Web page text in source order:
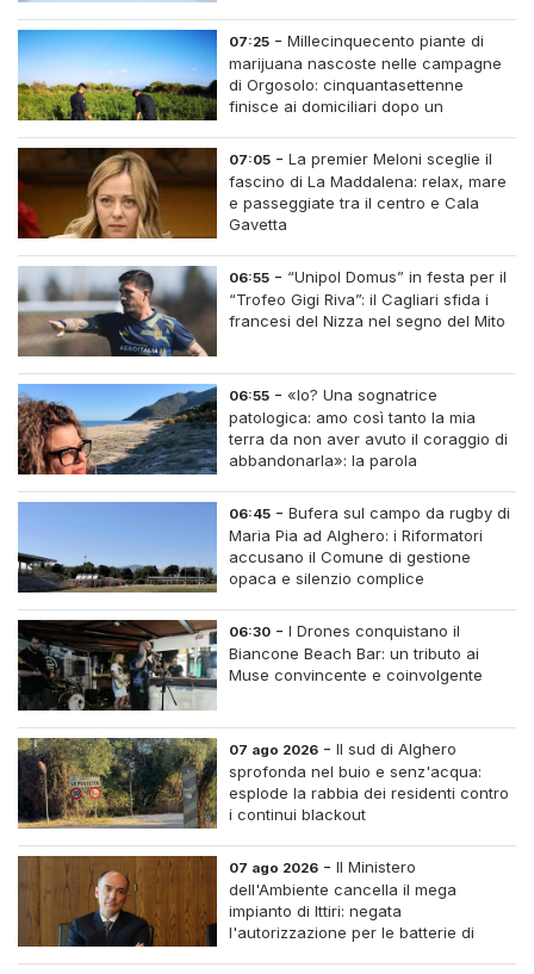
07:25 -Millecinquecento piante di
marijuana nascoste nelle campagne
di Orgosolo: cinquantasettenne
finisce ai domiciliari dopo un
07:05 -La premier Meloni sceglie il
fascino di La Maddalena: relax, mare
e passeggiate tra il centro e Cala
Gavetta
06:55 - “Unipol Domus” in festa per il
“Trofeo Gigi Riva”: il Cagliari sfida i
francesi del Nizza nel segno del Mito
06:55 - «Io? Una sognatrice
patologica: amo così tanto la mia
terra da non aver avuto il coraggio di
abbandonarla»: la parola
06:45 -Bufera sul campo da rugby di
Maria Pia ad Alghero: i Riformatori
accusano il Comune di gestione
opaca e silenzio complice
06:30 -I Drones conquistano il
Biancone Beach Bar: un tributo ai
Muse convincente e coinvolgente
07 ago 2026 -Il sud di Alghero
sprofonda nel buio e senz'acqua:
esplode la rabbia dei residenti contro
i continui blackout
07 ago 2026 -Il Ministero
dell'Ambiente cancella il mega
impianto di Ittiri: negata
l'autorizzazione per le batterie di